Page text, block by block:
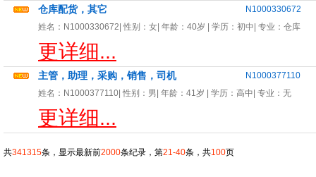
仓库配货，其它
N1000330672
姓名： N1000330672 | 性别： 女 | 年龄： 40岁 | 学历：初中| 专业： 仓库
更详细...
主管，助理，采购，销售，司机
N1000377110
姓名： N1000377110 | 性别： 男 | 年龄： 41岁 | 学历：高中| 专业： 无
更详细...
共341315条，显示最新前2000条纪录，第21-40条，共100页